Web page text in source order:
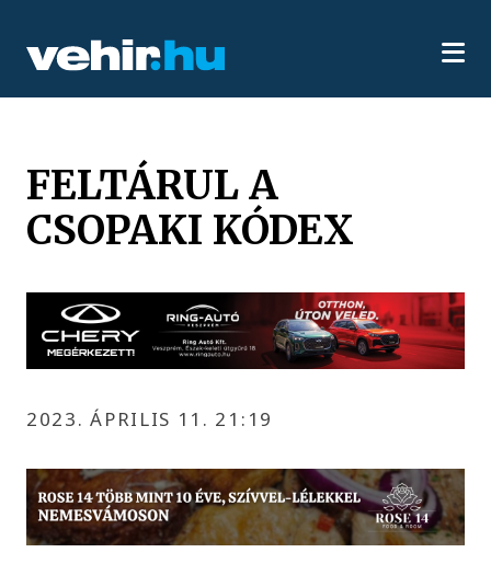
FELTÁRUL A
CSOPAKI KÓDEX
2023. ÁPRILIS 11. 21:19